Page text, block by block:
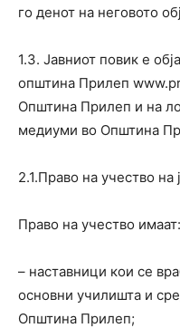
го денот на неговото
1.3. Јавниот повик е
општина Прилеп
Општина Прилеп и на
медиуми во Општина
2.1.Право на учество на
Право на учество имаат:
– наставници кои се
основни училишта и
Општина Прилеп;